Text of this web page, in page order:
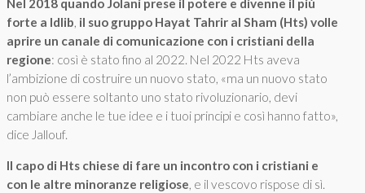
Nel 2018 quando Jolani prese il potere e divenne il più
forte a Idlib, il suo gruppo Hayat Tahrir al Sham (Hts) volle
aprire un canale di comunicazione con i cristiani della
regione: così è stato fino al 2022. Nel 2022 Hts aveva
l’ambizione di costruire un nuovo stato, «ma un nuovo stato
non può essere soltanto uno stato rivoluzionario, devi
cambiare anche le tue idee e i tuoi principi e così hanno fatto»,
dice Jallouf.
Il capo di Hts chiese di fare un incontro con i cristiani e
con le altre minoranze religiose, e il vescovo rispose di sì.